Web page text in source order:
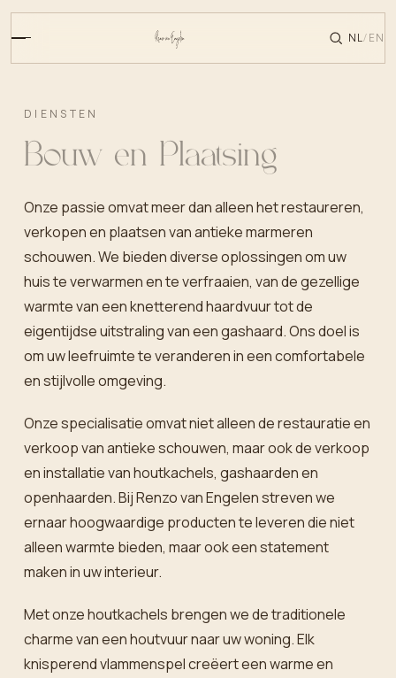
NL/ EN
DIENSTEN
Bouw en Plaatsing
Onze passie omvat meer dan alleen het restaureren,
verkopen en plaatsen van antieke marmeren
schouwen. We bieden diverse oplossingen om uw
huis te verwarmen en te verfraaien, van de gezellige
warmte van een knetterend haardvuur tot de
eigentijdse uitstraling van een gashaard. Ons doel is
om uw leefruimte te veranderen in een comfortabele
en stijlvolle omgeving.
Onze specialisatie omvat niet alleen de restauratie en
verkoop van antieke schouwen, maar ook de verkoop
en installatie van houtkachels, gashaarden en
openhaarden. Bij Renzo van Engelen streven we
ernaar hoogwaardige producten te leveren die niet
alleen warmte bieden, maar ook een statement
maken in uw interieur.
Met onze houtkachels brengen we de traditionele
charme van een houtvuur naar uw woning. Elk
knisperend vlammenspel creëert een warme en